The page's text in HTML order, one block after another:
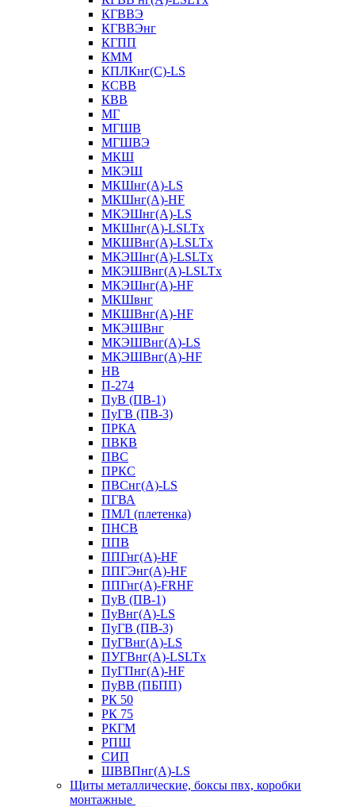
КГВВЭ
КГВВЭнг
КГПП
КММ
КПЛКнг(C)-LS
КСВВ
КВВ
МГ
МГШВ
МГШВЭ
МКШ
МКЭШ
МКШнг(А)-LS
МКШнг(А)-HF
МКЭШнг(А)-LS
МКШнг(А)-LSLTx
МКШВнг(A)-LSLTx
МКЭШнг(А)-LSLTx
МКЭШВнг(A)-LSLTx
МКЭШнг(А)-HF
МКШвнг
МКШВнг(А)-HF
МКЭШВнг
МКЭШВнг(А)-LS
МКЭШВнг(А)-HF
НВ
П-274
ПуВ (ПВ-1)
ПуГВ (ПВ-3)
ПРКА
ПВКВ
ПВС
ПРКС
ПВСнг(А)-LS
ПГВА
ПМЛ (плетенка)
ПНСВ
ППВ
ППГнг(А)-HF
ППГЭнг(А)-HF
ППГнг(А)-FRHF
ПуВ (ПВ-1)
ПуВнг(А)-LS
ПуГВ (ПВ-3)
ПуГВнг(А)-LS
ПУГВнг(А)-LSLTx
ПуГПнг(А)-HF
ПуВВ (ПБПП)
РК 50
РК 75
РКГМ
РПШ
СИП
ШВВПнг(А)-LS
Щиты металлические, боксы пвх, коробки
монтажные